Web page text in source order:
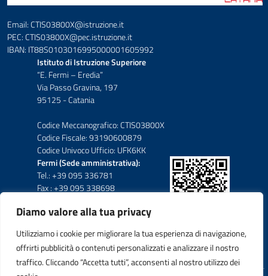
Diamo valore alla tua privacy
Utilizziamo i cookie per migliorare la tua esperienza di navigazione,
offrirti pubblicità o contenuti personalizzati e analizzare il nostro
traffico. Cliccando “Accetta tutti”, acconsenti al nostro utilizzo dei
Email: CTIS03800X@istruzione.it
PEC: CTIS03800X@pec.istruzione.it
IBAN: IT88S0103016995000001605992
Istituto di Istruzione Superiore
“E. Fermi – Eredia”
Via Passo Gravina, 197
95125 - Catania
Codice Meccanografico: CTIS03800X
Codice Fiscale: 93190600879
Codice Univoco Ufficio: UFK6KK
Fermi (Sede amministrativa):
Tel.: +39 095 336781
Fax : +39 095 338698
Eredia-Deodato:
Tel.: +39 095 6136206
Fax : +39 095 330503